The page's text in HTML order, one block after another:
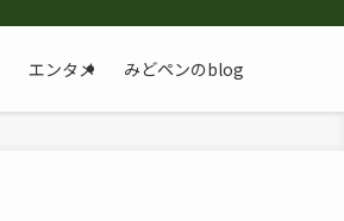
エンタメ みどペンのblog